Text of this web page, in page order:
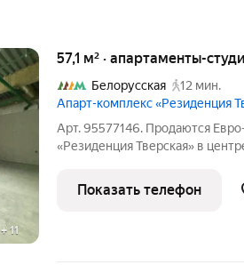
+11
57,1 м² · апартаменты-
Белорусская
12 мин.
Апарт-комплекс «Резиденция
Арт. 95577146. Пpодаются
«Резиденция Тверская» в
историческом, культурном
Тверском
Показать телефон